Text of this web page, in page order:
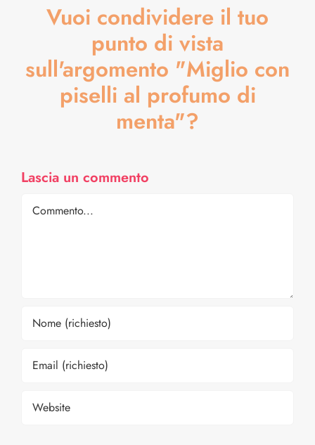
Vuoi condividere il tuo
punto di vista
sull'argomento "Miglio con
piselli al profumo di
menta"?
Lascia un commento
Comment